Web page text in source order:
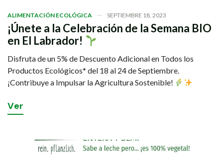
ALIMENTACIÓN ECOLÓGICA SEPTIEMBRE 18, 2023
¡Únete a la Celebración de la Semana BIO
en El Labrador!
Disfruta de un 5% de Descuento Adicional en Todos los
Productos Ecológicos* del 18 al 24 de Septiembre.
¡Contribuye a Impulsar la Agricultura Sostenible!
Ver